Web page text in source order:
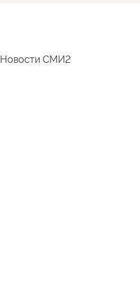
Новости СМИ2